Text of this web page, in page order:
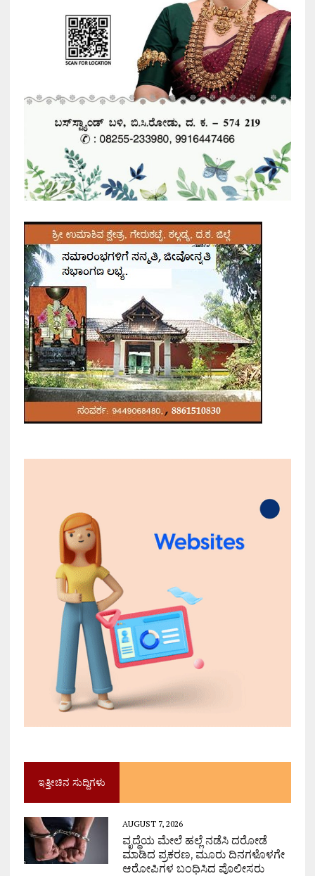
ಇತ್ತೀಚಿನ ಸುದ್ದಿಗಳು
AUGUST 7, 2026
ವೃದ್ಧೆಯ ಮೇಲೆ ಹಲ್ಲೆ ನಡೆಸಿ ದರೋಡೆ
ಮಾಡಿದ ಪ್ರಕರಣ, ಮೂರು ದಿನಗಳೊಳಗೇ
ಆರೋಪಿಗಳ ಬಂಧಿಸಿದ ಪೊಲೀಸರು